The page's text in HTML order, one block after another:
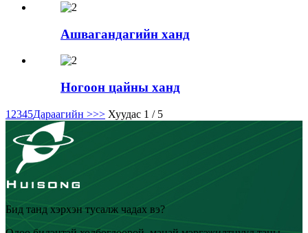
Ашвагандагийн ханд
Ногоон цайны ханд
1 2345Дараагийн >>> Хуудас 1 / 5
Бид танд хэрхэн тусалж чадах вэ?